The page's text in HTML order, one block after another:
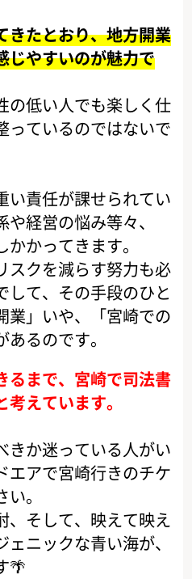
きたとおり、地方開業
じやすいのが魅力で
の低い人でも楽しく仕
っているのではないで
い責任が課せられてい
経営の悩み等々、
かってきます。
スクを減らす努力も必
して、その手段のひと
業」いや、「宮崎での
るのです。
るまで、宮崎で司法書
えています。
きか迷っている人がい
エアで宮崎行きのチケ
。
、そして、映えて映え
ニックな青い海が、
🌴